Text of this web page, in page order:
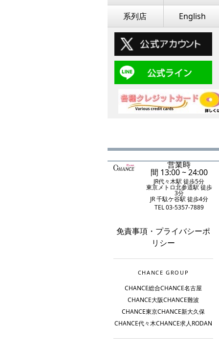
系列店 English
営業時
間 13:00 ~ 24:00
JR代々木駅 徒歩5分
東京メトロ北参道駅 徒歩
3分
JR 千駄ケ谷駅 徒歩4分
TEL 03-5357-7889
免責事項 ・ プライバシーポ
リシー
CHANCE GROUP
CHANCE総合CHANCE名古屋
CHANCE大阪CHANCE難波
CHANCE東京CHANCE新大久保
CHANCE代々木CHANCE求人RODAN